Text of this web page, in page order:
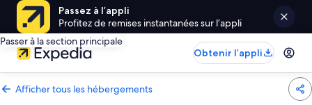
Passez à l’appli
Profitez de remises instantanées sur l’appli
Passer à la section principale
Obtenir l’appli
Afficher tous les hébergements